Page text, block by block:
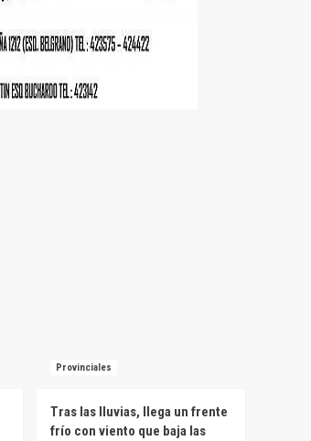
Provinciales
Tras las lluvias, llega un frente
frío con viento que baja las